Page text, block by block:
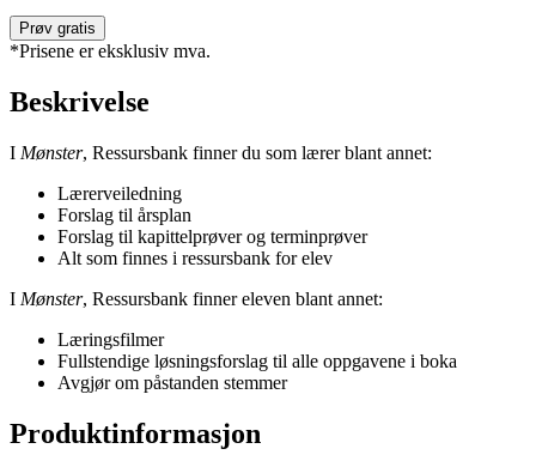
Prøv gratis
*Prisene er eksklusiv mva.
Beskrivelse
I Mønster, Ressursbank finner du som lærer blant annet:
Lærerveiledning
Forslag til årsplan
Forslag til kapittelprøver og terminprøver
Alt som finnes i ressursbank for elev
I Mønster, Ressursbank finner eleven blant annet:
Læringsfilmer
Fullstendige løsningsforslag til alle oppgavene i boka
Avgjør om påstanden stemmer
Produktinformasjon